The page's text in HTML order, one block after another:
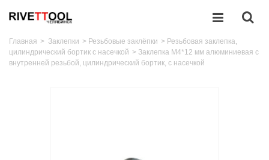
Главная > Заклепки > Резьбовые заклёпки > Резьбовая заклепка,
цилиндрический бортик с насечкой > Заклепка M4*12 мм алюминиевая с
внутренней резьбой, цилиндрический бортик, с насечкой